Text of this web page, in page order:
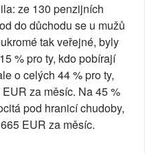
ze 130 penzijních
do důchodu se u mužů
tak veřejné, byly
% pro ty, kdo pobírají
o celých 44 % pro ty,
za měsíc. Na 45 %
pod hranicí chudoby,
EUR za měsíc.